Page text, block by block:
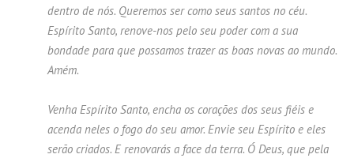
dentro de nós. Queremos ser como seus santos no céu.
Espírito Santo, renove-nos pelo seu poder com a sua
bondade para que possamos trazer as boas novas ao mundo.
Amém.
Venha Espírito Santo, encha os corações dos seus fiéis e
acenda neles o fogo do seu amor. Envie seu Espírito e eles
serão criados. E renovarás a face da terra. Ó Deus, que pela